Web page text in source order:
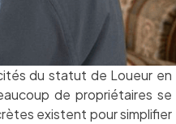
du statut de Loueur en
de propriétaires se
existent pour simplifier